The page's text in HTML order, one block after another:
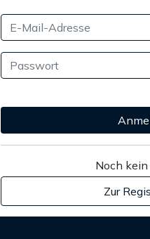
Noch
Zur